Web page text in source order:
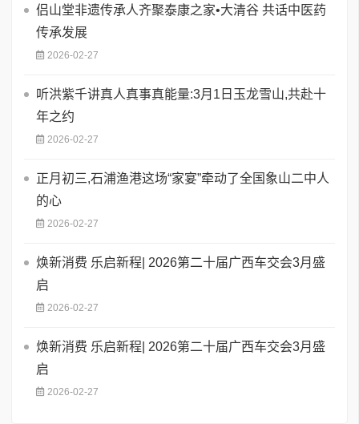
侣山堂非遗传承人齐聚泰康之家•大清谷 共话中医药
传承发展
2026-02-27
听洪紫千讲真人真事真能量:3月1日玉龙雪山,共赴十
年之约
2026-02-27
正月初三,石浦渔港这场“家宴”牵动了全国象山二中人
的心
2026-02-27
焕新消费 乐启新程| 2026第二十届广西车交会3月盛
启
2026-02-27
焕新消费 乐启新程| 2026第二十届广西车交会3月盛
启
2026-02-27